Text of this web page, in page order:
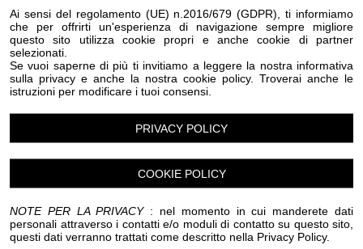
Ai sensi del regolamento (UE) n.2016/679 (GDPR), ti informiamo
che per offrirti un'esperienza di navigazione sempre migliore
questo sito utilizza cookie propri e anche cookie di partner
selezionati.
Se vuoi saperne di più ti invitiamo a leggere la nostra informativa
sulla privacy e anche la nostra cookie policy. Troverai anche le
istruzioni per modificare i tuoi consensi.
PRIVACY POLICY
COOKIE POLICY
NOTE PER LA PRIVACY: nel momento in cui manderete dati
personali attraverso i contatti e/o moduli di contatto su questo sito,
questi dati verranno trattati come descritto nella Privacy Policy.
Eventi Halloween Olivetta San Michele
Eventi Halloween OspedalettiEventi Halloween Perinaldo
Eventi Halloween Pietrabruna
Eventi Halloween Pieve Di TecoEventi Halloween Pigna
Eventi Halloween Pompeiana
Eventi Halloween Pontedassio
Eventi Halloween PornassioEventi Halloween Prela'
Eventi Halloween RanzoEventi Halloween Rezzo
Eventi Halloween Riva Ligure
Eventi Halloween Rocchetta Nervina
Eventi Halloween San Bartolomeo al Mare
Eventi Halloween San Biagio della Cima
Eventi Halloween San Lorenzo al Mare
Eventi Halloween Sanremo
Eventi Halloween Santo Stefano al Mare